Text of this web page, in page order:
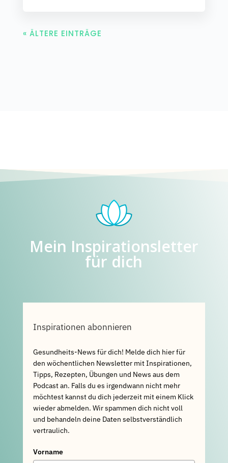
« ÄLTERE EINTRÄGE
Mein Inspirationsletter
für dich
Inspirationen abonnieren
Gesundheits-News für dich! Melde dich hier für
den wöchentlichen Newsletter mit Inspirationen,
Tipps, Rezepten, Übungen und News aus dem
Podcast an. Falls du es irgendwann nicht mehr
möchtest kannst du dich jederzeit mit einem Klick
wieder abmelden. Wir spammen dich nicht voll
und behandeln deine Daten selbstverständlich
vertraulich.
Vorname